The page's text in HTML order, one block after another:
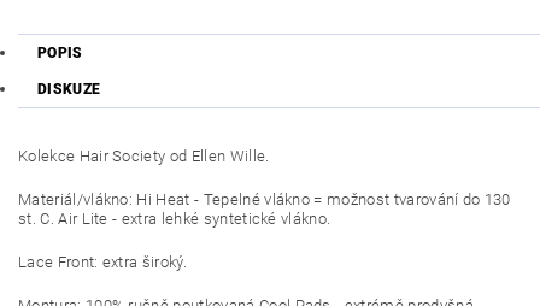
POPIS
DISKUZE
Kolekce Hair Society od Ellen Wille.
Materiál/vlákno: Hi Heat - Tepelné vlákno = možnost tvarování do 130
st. C. Air Lite - extra lehké syntetické vlákno.
Lace Front: extra široký.